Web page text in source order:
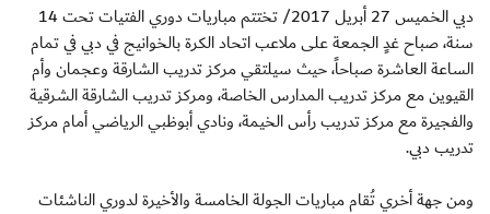
دبي الخميس 27 أبريل 2017/ تختتم مباريات دوري الفتيات تحت 14
سنة، صباح غدٍ الجمعة على ملاعب اتحاد الكرة بالخوانيج في دبي في تمام
الساعة العاشرة صباحاً، حيث سيلتقي مركز تدريب الشارقة وعجمان وأم
القيوين مع مركز تدريب المدارس الخاصة، ومركز تدريب الشارقة الشرقية
والفجيرة مع مركز تدريب رأس الخيمة، ونادي أبوظبي الرياضي أمام مركز
تدريب دبي.
ومن جهة أخري تُقام مباريات الجولة الخامسة والأخيرة لدوري الناشئات